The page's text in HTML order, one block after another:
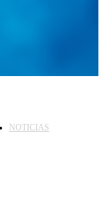
NOTICIAS